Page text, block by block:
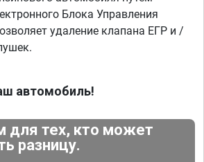
Блока Управления
удаление клапана ЕГР и /
автомобиль!
для тех, кто может
разницу.